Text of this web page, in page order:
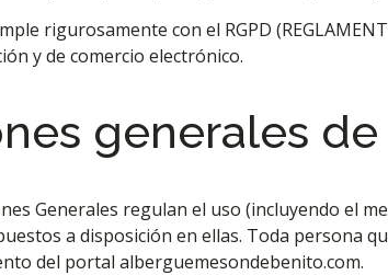
rigurosamente con el RGPD
y de comercio electrónico.
generales de
Generales regulan el uso (incluyendo el
a disposición en ellas. Toda persona
del portal alberguemesondebenito.com.